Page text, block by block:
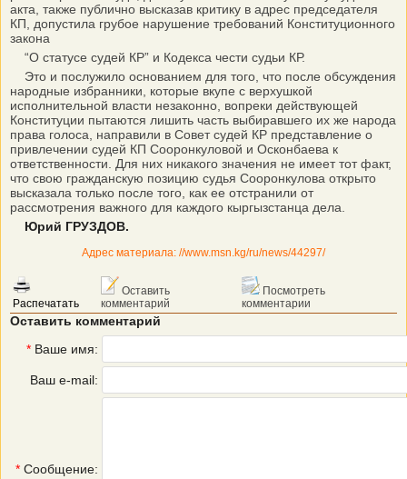
акта, также публично высказав критику в адрес председателя
КП, допустила грубое нарушение требований Конституционного
закона
“О статусе судей КР” и Кодекса чести судьи КР.
Это и послужило основанием для того, что после обсуждения
народные избранники, которые вкупе с верхушкой
исполнительной власти незаконно, вопреки действующей
Конституции пытаются лишить часть выбиравшего их же народа
права голоса, направили в Совет судей КР представление о
привлечении судей КП Сооронкуловой и Осконбаева к
ответственности. Для них никакого значения не имеет тот факт,
что свою гражданскую позицию судья Сооронкулова открыто
высказала только после того, как ее отстранили от
рассмотрения важного для каждого кыргызстанца дела.
Юрий ГРУЗДОВ.
Адрес материала: //www.msn.kg/ru/news/44297/
Распечатать
Оставить
комментарий
Посмотреть
комментарии
Оставить комментарий
* Ваше имя:
Ваш e-mail:
* Сообщение: